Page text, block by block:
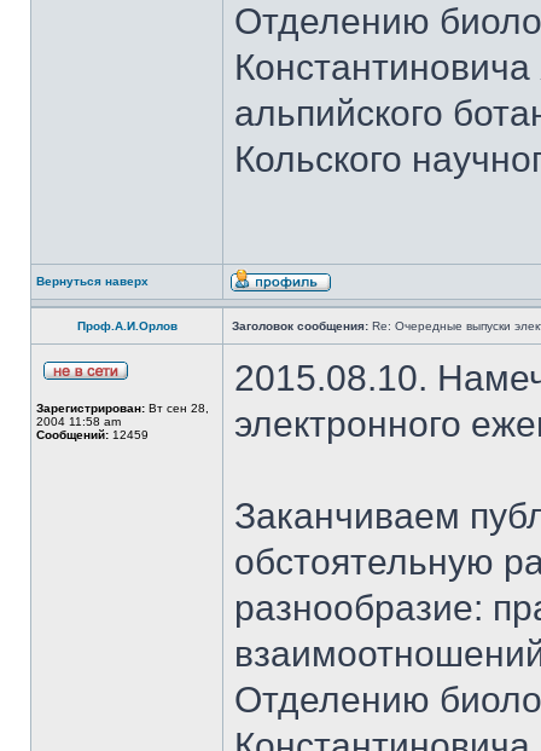
Отделению
альпийского
Кольского
Вернуться наверх
Проф.А.И.Орлов Заголовок сообщения: Re: Очередные выпуски
Зарегистрирован: Вт сен 28,
2004 11:58 am
Сообщений: 12459
2015.08.10.
электронного
Заканчиваем
обстоятельную
разнообразие:
Отделению